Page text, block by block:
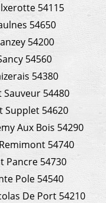
54115
54650
54200
54560
54380
Sauveur 54480
Supplet 54620
Aux Bois 54290
54740
Pancre 54730
Pole 54540
De Port 54210